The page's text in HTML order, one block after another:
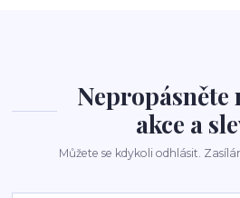
Nepropásněte
akce a
Můžete se kdykoli odhlásit.